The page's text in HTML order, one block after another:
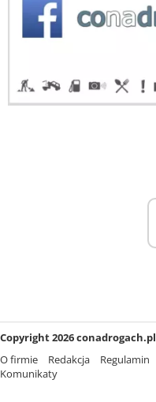
Copyright 2026 conadrogach.pl
O firmie
Redakcja Regulamin
Komunikaty